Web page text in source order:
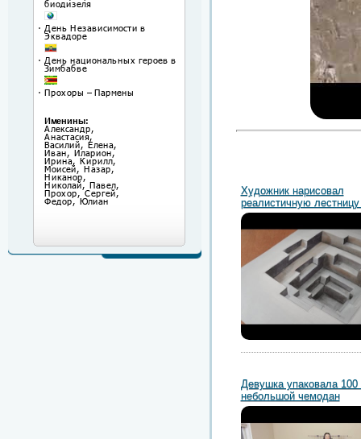
Художник нарисовал
реалистичную
Девушка упаковала
небольшой чемодан